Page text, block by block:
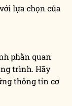
lựa chọn của
phần quan
trình. Hãy
thông tin cơ